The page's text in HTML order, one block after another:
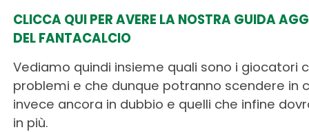
CLICCA QUI PER AVERE LA NOSTRA GUIDA
DEL FANTACALCIO
Vediamo quindi insieme quali sono i giocatori
problemi e che dunque potranno scendere in
invece ancora in dubbio e quelli che infine
in più.